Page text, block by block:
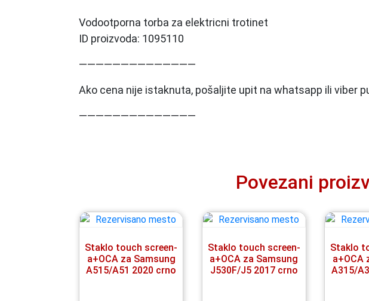
Vodootporna torba za elektricni trotinet
ID proizvoda: 1095110
——————————————
Ako cena nije istaknuta, pošaljite upit na whatsapp ili viber
——————————————
Povezani
Staklo touch screen-
a+OCA za Samsung
A515/A51 2020 crno
Staklo touch screen-
a+OCA za Samsung
J530F/J5 2017 crno
Staklo
a+OCA
A315/